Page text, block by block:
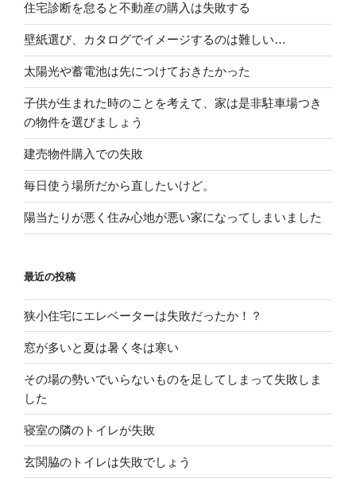
住宅診断を怠ると不動産の購入は失敗する
壁紙選び、カタログでイメージするのは難しい…
太陽光や蓄電池は先につけておきたかった
子供が生まれた時のことを考えて、家は是非駐車場つき
の物件を選びましょう
建売物件購入での失敗
毎日使う場所だから直したいけど。
陽当たりが悪く住み心地が悪い家になってしまいました
最近の投稿
狭小住宅にエレベーターは失敗だったか！？
窓が多いと夏は暑く冬は寒い
その場の勢いでいらないものを足してしまって失敗しま
した
寝室の隣のトイレが失敗
玄関脇のトイレは失敗でしょう